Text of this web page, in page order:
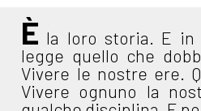
È la loro storia. E in
legge quello che
Vivere le nostre ere.
Vivere ognuno la